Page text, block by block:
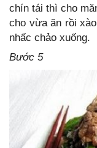
chín tái thì cho
cho vừa ăn rồi
nhấc chảo xuống.
Bước 5